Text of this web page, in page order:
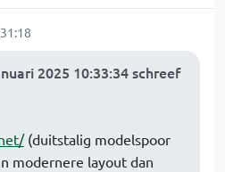
2025 10:33:34 schreef
(duitstalig modelspoor
modernere layout dan